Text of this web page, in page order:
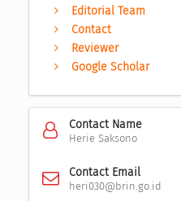
Editorial Team
Contact
Reviewer
Google Scholar
Contact Name
Herie Saksono
Contact Email
heri030@brin.go.id